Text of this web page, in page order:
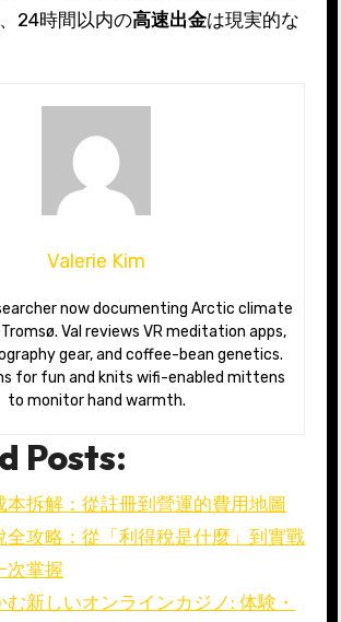
24時間以内の高速出金は現実的な
Valerie Kim
Val reviews VR meditation apps,
gear, and coffee-bean genetics.
for fun and knits wifi-enabled mittens
to monitor hand warmth.
Posts:
本拆解：從註冊到營運的費用地圖
全攻略：從「利得稅是什麼」到實戰
次掌握
む新しいオンラインカジノ: 体験・